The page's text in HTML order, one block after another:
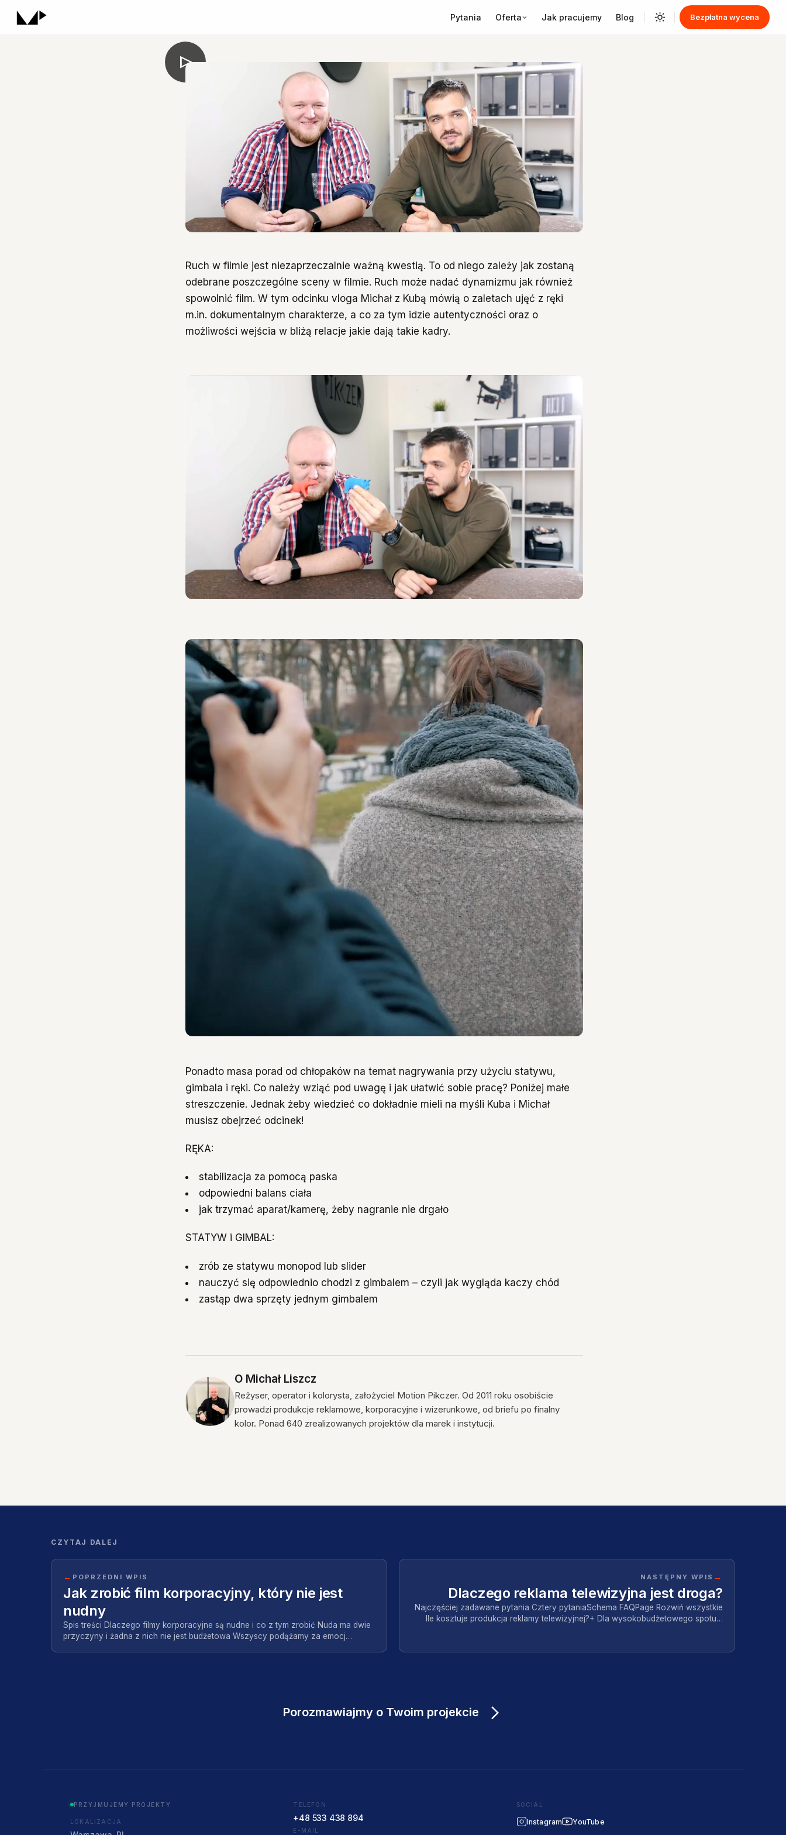
Ruch w filmie jest niezaprzeczalnie ważną kwestią. To od niego zależy jak zostaną
odebrane poszczególne sceny w filmie. Ruch może nadać dynamizmu jak również
spowolnić film. W tym odcinku vloga Michał z Kubą mówią o zaletach ujęć z ręki
m.in. dokumentalnym charakterze, a co za tym idzie autentyczności oraz o
możliwości wejścia w bliżą relacje jakie dają takie kadry.
Ponadto masa porad od chłopaków na temat nagrywania przy użyciu statywu,
gimbala i ręki. Co należy wziąć pod uwagę i jak ułatwić sobie pracę? Poniżej małe
streszczenie. Jednak żeby wiedzieć co dokładnie mieli na myśli Kuba i Michał
musisz obejrzeć odcinek!
RĘKA:
stabilizacja za pomocą paska
odpowiedni balans ciała
jak trzymać aparat/kamerę, żeby nagranie nie drgało
STATYW i GIMBAL:
zrób ze statywu monopod lub slider
nauczyć się odpowiednio chodzi z gimbalem – czyli jak wygląda kaczy chód
zastąp dwa sprzęty jednym gimbalem
O Michał Liszcz
Reżyser, operator i kolorysta, założyciel Motion Pikczer. Od 2011 roku osobiście
prowadzi produkcje reklamowe, korporacyjne i wizerunkowe, od briefu po finalny
kolor. Ponad 640 zrealizowanych projektów dla marek i instytucji.
CZYTAJ DALEJ
← POPRZEDNI WPIS
Jak zrobić film korporacyjny, który nie jest
nudny
Spis treści Dlaczego filmy korporacyjne są nudne i co z tym zrobić Nuda ma dwie
przyczyny i żadna z nich nie jest budżetowa Wszyscy podążamy za emocj…
NASTĘPNY WPIS →
Dlaczego reklama telewizyjna jest droga?
Najczęściej zadawane pytania Cztery pytaniaSchema FAQPage Rozwiń wszystkie
Ile kosztuje produkcja reklamy telewizyjnej?+ Dla wysokobudżetowego spotu…
Porozmawiajmy o Twoim projekcie
PRZYJMUJEMY PROJEKTY
LOKALIZACJA
TELEFON
+48 533 438 894
E-MAIL
SOCIAL
Instagram YouTube
Pytania Oferta Jak pracujemy Blog Bezpłatna wycena